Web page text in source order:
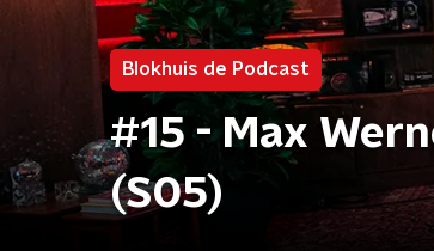
Blokhuis de Podcast
#15 - Max
(S05)